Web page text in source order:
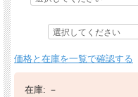
価格と在庫を一覧で確認する
在庫: －